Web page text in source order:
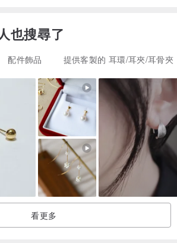
不用擔心！我們提供全額退款，因為您的滿
都精美地包裝在帶品牌的珠寶禮盒中。我們不
接將其送給收件人。
極簡歐泊耳圈？
製製作，僅在我們的店舖出售。
計和製作每一件作品，省去中間商，因此您
也搜尋了
配件飾品 提供客製的 耳環/耳夾/耳骨夾
看更多